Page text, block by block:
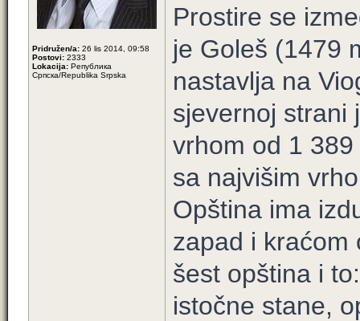
Pridružen/a: 26 lis 2014, 09:58
Postovi: 2333
Lokacija: Република
Српска/Republika Srpska
Prostire se
je Goleš (1479
nastavlja na
sjevernoj strani
vrhom od 1
sa najvišim
Opština ima
zapad i kraćom
šest opština i
istočne stane,